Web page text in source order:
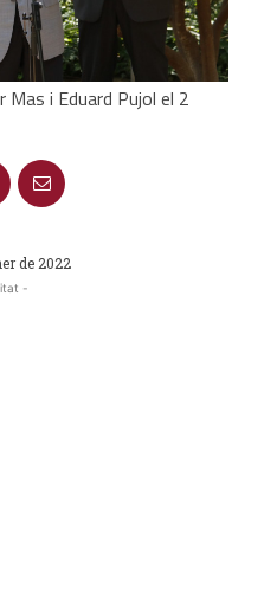
Mas i Eduard Pujol el 2
de 2022
-